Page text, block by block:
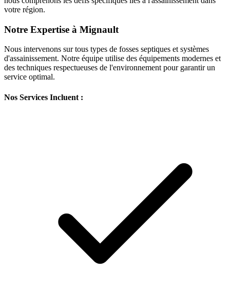
votre région.
Notre Expertise à Mignault
Nous intervenons sur tous types de fosses septiques et systèmes
d'assainissement. Notre équipe utilise des équipements modernes et
des techniques respectueuses de l'environnement pour garantir un
service optimal.
Nos Services Incluent :